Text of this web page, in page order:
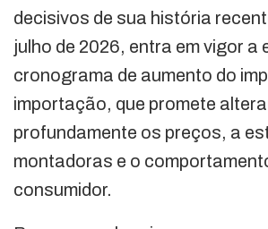
decisivos de sua história
julho de 2026, entra em vigor a
cronograma de aumento do
importação, que promete
profundamente os preços, a
montadoras e o
consumidor.